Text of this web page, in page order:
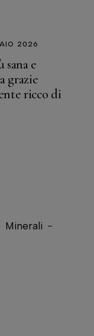
2026
sana e
grazie
ricco di
Minerali